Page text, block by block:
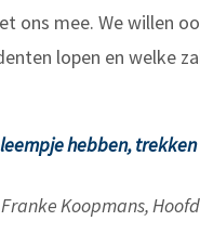
ons mee. We willen
lopen en welke
hebben,
Franke Koopmans,